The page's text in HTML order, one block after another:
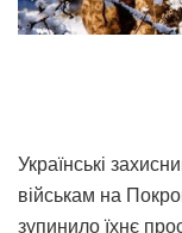
Українські
військам на
зупинило їхнє